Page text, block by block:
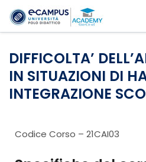
DIFFICOLTA’
IN SITUAZIONI DI
INTEGRAZIONE
Codice Corso – 21CAI03